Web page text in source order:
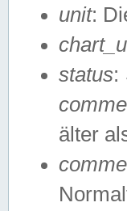
unit:
status:
älter